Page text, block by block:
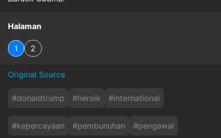
Halaman
1 2
Original Source
#donaldtrump #heroik #international
#kepercayaan #pembunuhan #pengawal